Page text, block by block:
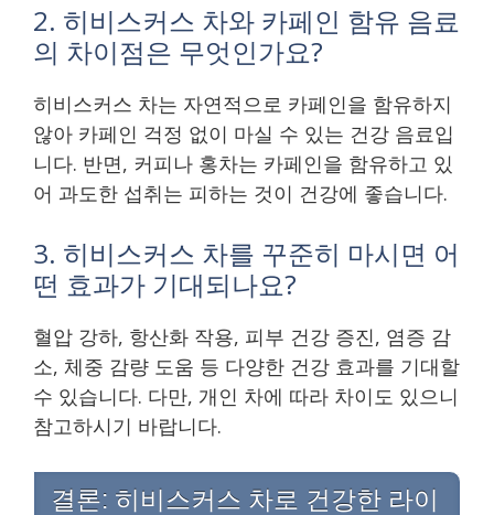
2. 히비스커스 차와 카페인 함유 음료
의 차이점은 무엇인가요?
히비스커스 차는 자연적으로 카페인을 함유하지
않아 카페인 걱정 없이 마실 수 있는 건강 음료입
니다. 반면, 커피나 홍차는 카페인을 함유하고 있
어 과도한 섭취는 피하는 것이 건강에 좋습니다.
3. 히비스커스 차를 꾸준히 마시면 어
떤 효과가 기대되나요?
혈압 강하, 항산화 작용, 피부 건강 증진, 염증 감
소, 체중 감량 도움 등 다양한 건강 효과를 기대할
수 있습니다. 다만, 개인 차에 따라 차이도 있으니
참고하시기 바랍니다.
결론: 히비스커스 차로 건강한 라이